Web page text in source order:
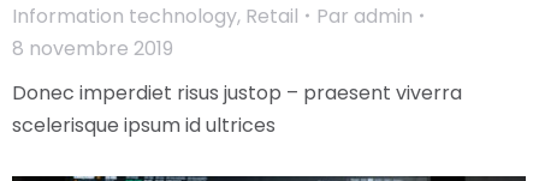
Information technology, Retail Par admin
8 novembre 2019
Donec imperdiet risus justop – praesent viverra
scelerisque ipsum id ultrices